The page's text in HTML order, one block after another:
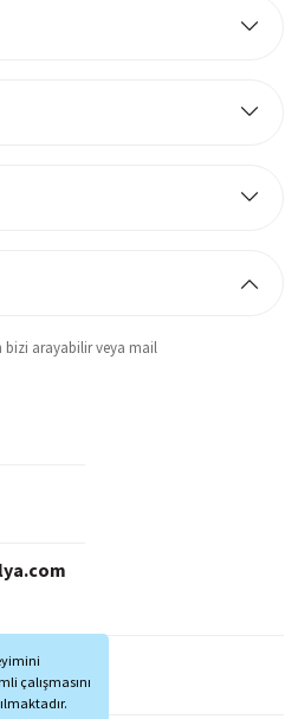
çalışmasını
bizi arayabilir veya mail